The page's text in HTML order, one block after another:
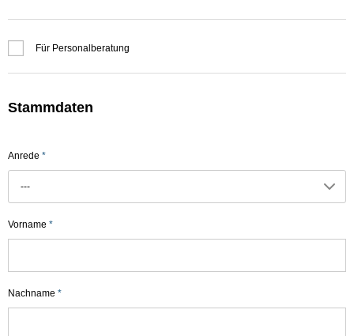
Für Personalberatung
Stammdaten
Anrede *
---
Vorname *
Nachname *